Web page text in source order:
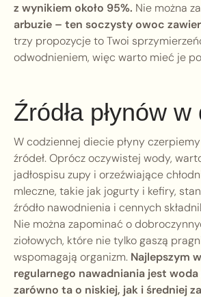
z wynikiem około 95%. Nie można
arbuzie – ten soczysty owoc
trzy propozycje to Twoi
odwodnieniem, więc warto mieć je
Źródła płynów
W codziennej diecie płyny
źródeł. Oprócz oczywistej wody,
jadłospisu zupy i orzeźwiające
mleczne, takie jak jogurty i kefiry,
źródło nawodnienia i cennych
Nie można zapominać o
ziołowych, które nie tylko gaszą
wspomagają organizm. Najlepszym
regularnego nawadniania jest
zarówno ta o niskiej, jak i średniej